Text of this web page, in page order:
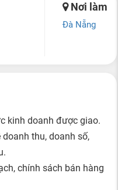
Nơi làm
Đà Nẵng
kinh doanh được giao.
thu, doanh số,
chính sách bán hàng